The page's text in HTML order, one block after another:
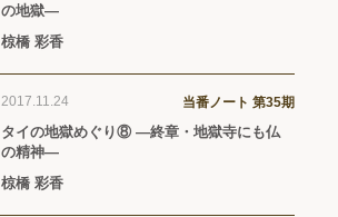
の地獄―
椋橋 彩香
2017.11.24 当番ノート 第35期
タイの地獄めぐり⑧ ―終章・地獄寺にも仏
の精神―
椋橋 彩香